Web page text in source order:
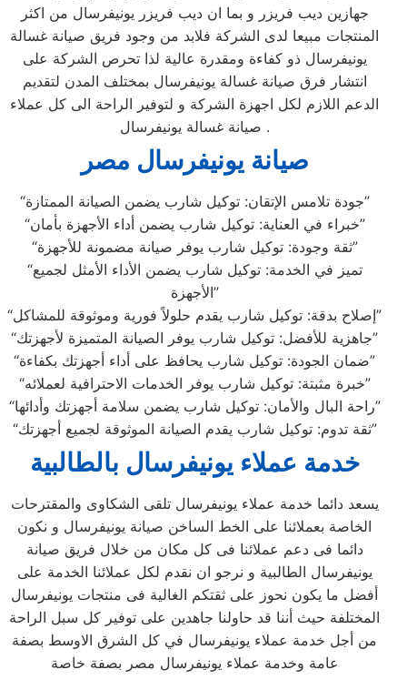
جهازين ديب فريزر و بما ان ديب فريزر يونيفرسال من اكثر
المنتجات مبيعا لدى الشركة فلابد من وجود فريق صيانة غسالة
يونيفرسال ذو كفاءة ومقدرة عالية لذا تحرص الشركة على
انتشار فرق صيانة غسالة يونيفرسال بمختلف المدن لتقديم
الدعم اللازم لكل اجهزة الشركة و لتوفير الراحة الى كل عملاء
صيانة غسالة يونيفرسال .
صيانة يونيفرسال مصر
“جودة تلامس الإتقان: توكيل شارب يضمن الصيانة الممتازة”
“خبراء في العناية: توكيل شارب يضمن أداء الأجهزة بأمان”
“ثقة وجودة: توكيل شارب يوفر صيانة مضمونة للأجهزة”
“تميز في الخدمة: توكيل شارب يضمن الأداء الأمثل لجميع
الأجهزة”
“إصلاح بدقة: توكيل شارب يقدم حلولاً فورية وموثوقة للمشاكل”
“جاهزية للأفضل: توكيل شارب يوفر الصيانة المتميزة لأجهزتك”
“ضمان الجودة: توكيل شارب يحافظ على أداء أجهزتك بكفاءة”
“خبرة مثبتة: توكيل شارب يوفر الخدمات الاحترافية لعملائه”
“راحة البال والأمان: توكيل شارب يضمن سلامة أجهزتك وأدائها”
“ثقة تدوم: توكيل شارب يقدم الصيانة الموثوقة لجميع أجهزتك”
خدمة عملاء يونيفرسال بالطالبية
يسعد دائما خدمة عملاء يونيفرسال تلقى الشكاوى والمقترحات
الخاصة بعملائنا على الخط الساخن صيانة يونيفرسال و نكون
دائما فى دعم عملائنا فى كل مكان من خلال فريق صيانة
يونيفرسال الطالبية و نرجو ان نقدم لكل عملائنا الخدمة على
أفضل ما يكون نحوز على ثقتكم الغالية فى منتجات يونيفرسال
المختلفة حيث أننا قد حاولنا جاهدين على توفير كل سبل الراحة
من أجل خدمة عملاء يونيفرسال في كل الشرق الاوسط بصفة
عامة وخدمة عملاء يونيفرسال مصر بصفة خاصة